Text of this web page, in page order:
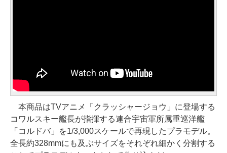
本商品はTVアニメ「クラッシャージョウ」に登場する
コワルスキー艦長が指揮する連合宇宙軍所属重巡洋艦
「コルドバ」を1/3,000スケールで再現したプラモデル。
全長約328mmにも及ぶサイズをそれぞれ細かく分割する